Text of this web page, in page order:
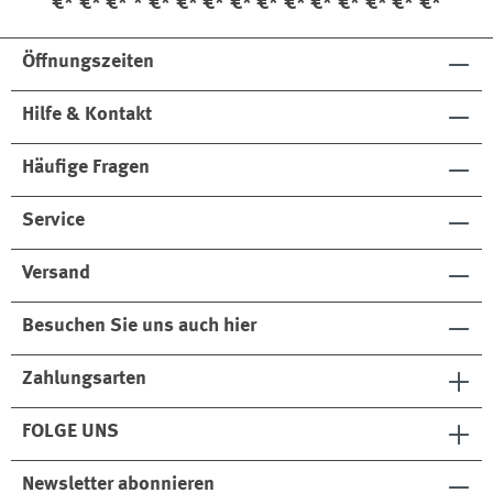
abl
ta
e
abl
in oß
Öffnungszeiten
Hilfe & Kontakt
Häufige Fragen
Service
Versand
Besuchen Sie uns auch hier
Zahlungsarten
FOLGE UNS
Newsletter abonnieren